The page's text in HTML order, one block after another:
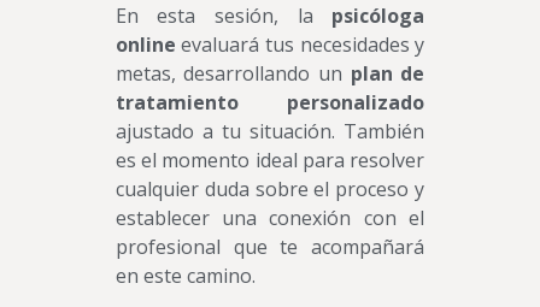
En esta sesión, la psicóloga
online evaluará tus necesidades y
metas, desarrollando un plan de
tratamiento personalizado
ajustado a tu situación. También
es el momento ideal para resolver
cualquier duda sobre el proceso y
establecer una conexión con el
profesional que te acompañará
en este camino.